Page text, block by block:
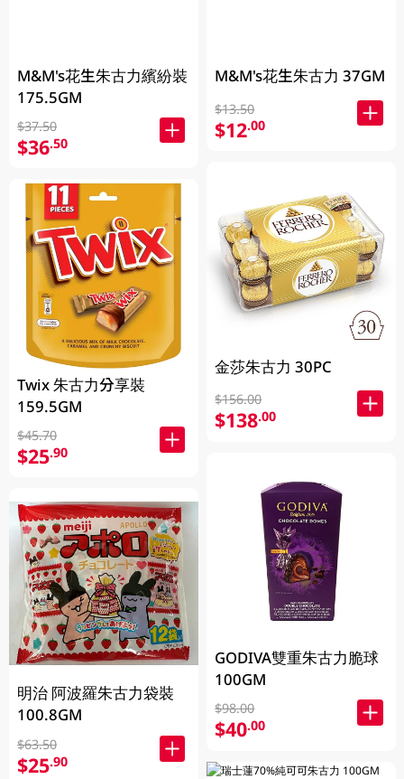
M&M's花生朱古力繽紛裝
175.5GM
$37.50
$36.50
Twix 朱古力分享裝
159.5GM
$45.70
$25.90
明治 阿波羅朱古力袋裝
100.8GM
$63.50
$25.90
M&M's花生朱古力 37GM
$13.50
$12.00
金莎朱古力 30PC
$156.00
$138.00
GODIVA雙重朱古力脆球
100GM
$98.00
$40.00